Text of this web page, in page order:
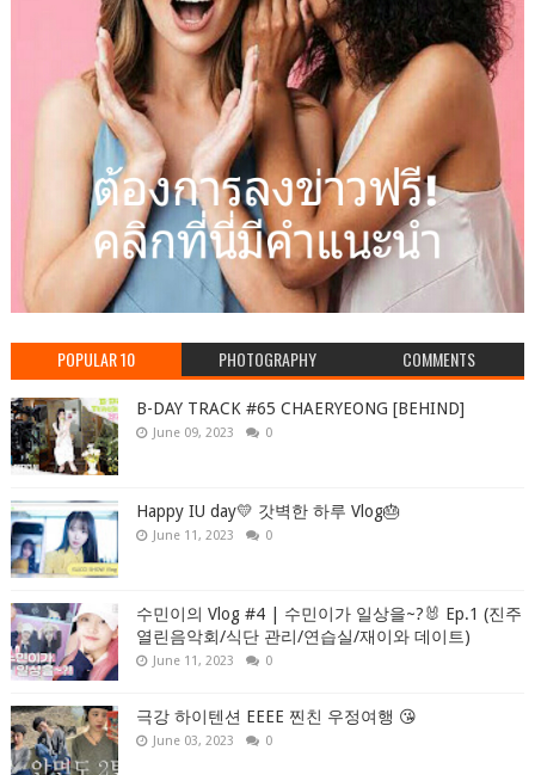
POPULAR 10 PHOTOGRAPHY COMMENTS
B-DAY TRACK #65 CHAERYEONG [BEHIND]
June 09, 2023 0
Happy IU day💛 갓벽한 하루 Vlog🎂
June 11, 2023 0
수민이의 Vlog #4 | 수민이가 일상을~?🐰 Ep.1 (진주
열린음악회/식단 관리/연습실/재이와 데이트)
June 11, 2023 0
극강 하이텐션 EEEE 찐친 우정여행 😘
June 03, 2023 0